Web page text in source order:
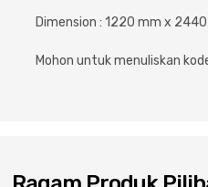
Atap & Lantai
Dimension : 1220 mm x
Mohon untuk menuliskan